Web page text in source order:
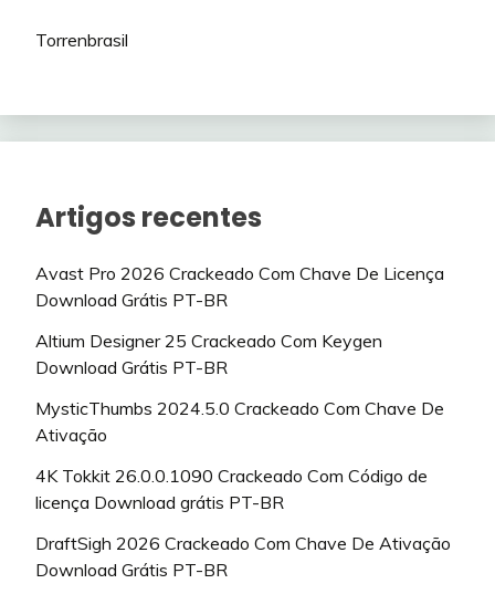
Torrenbrasil
Artigos recentes
Avast Pro 2026 Crackeado Com Chave De Licença
Download Grátis PT-BR
Altium Designer 25 Crackeado Com Keygen
Download Grátis PT-BR
MysticThumbs 2024.5.0 Crackeado Com Chave De
Ativação
4K Tokkit 26.0.0.1090 Crackeado Com Código de
licença Download grátis PT-BR
DraftSigh 2026 Crackeado Com Chave De Ativação
Download Grátis PT-BR